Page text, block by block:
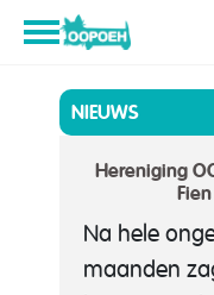
NIEUWS
Hereniging
Na hele
maanden